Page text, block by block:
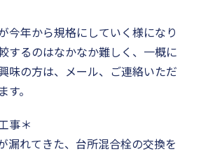
今年から規格にしていく様になり
するのはなかなか難しく、一概に
味の方は、メール、ご連絡いただ
。
事＊
漏れてきた、台所混合栓の交換を